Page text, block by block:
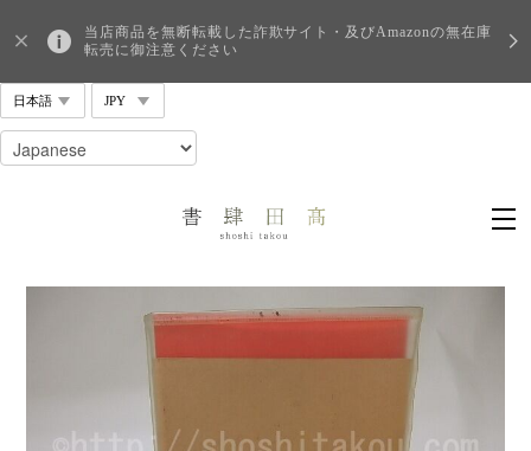
当店商品を無断転載した詐欺サイト・及びAmazonの無在庫
転売に御注意ください